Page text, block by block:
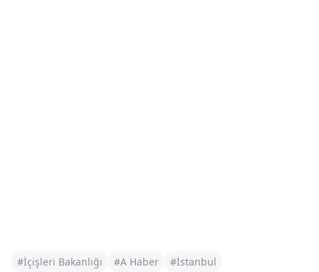
#İçişleri Bakanlığı #A Haber
#İstanbul